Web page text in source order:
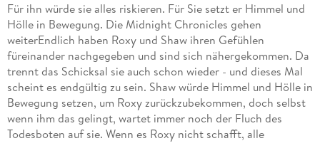
Für ihn würde sie alles riskieren. Für Sie setzt er Himmel und
Hölle in Bewegung. Die Midnight Chronicles gehen
weiterEndlich haben Roxy und Shaw ihren Gefühlen
füreinander nachgegeben und sind sich nähergekommen. Da
trennt das Schicksal sie auch schon wieder - und dieses Mal
scheint es endgültig zu sein. Shaw würde Himmel und Hölle in
Bewegung setzen, um Roxy zurückzubekommen, doch selbst
wenn ihm das gelingt, wartet immer noch der Fluch des
Todesboten auf sie. Wenn es Roxy nicht schafft, alle